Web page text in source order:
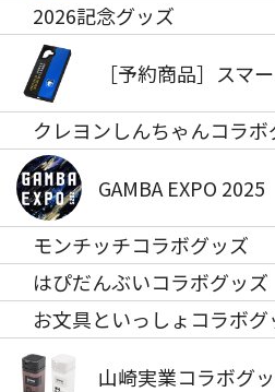
2026記念グッズ
［予約商品］スマ
クレヨンしんちゃんコラボ
GAMBA EXPO 2025
モンチッチコラボグッズ
はぴだんぶいコラボグッズ
お文具といっしょコラボグ
山崎実業コラボグ